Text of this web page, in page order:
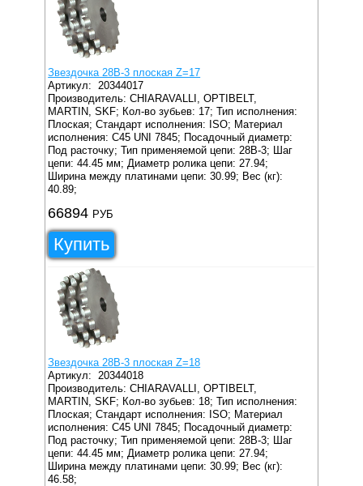
Звездочка 28B-3 плоская Z=17
Артикул: 20344017
Производитель: CHIARAVALLI, OPTIBELT,
MARTIN, SKF; Кол-во зубьев: 17; Тип исполнения:
Плоская; Стандарт исполнения: ISO; Материал
исполнения: C45 UNI 7845; Посадочный диаметр:
Под расточку; Тип применяемой цепи: 28B-3;
Шаг
цепи: 44.45 мм; Диаметр ролика цепи: 27.94;
Ширина между платинами цепи: 30.99; Вес (кг):
40.89;
66894 РУБ
Купить
Звездочка 28B-3 плоская Z=18
Артикул: 20344018
Производитель: CHIARAVALLI, OPTIBELT,
MARTIN, SKF; Кол-во зубьев: 18; Тип исполнения:
Плоская; Стандарт исполнения: ISO; Материал
исполнения: C45 UNI 7845; Посадочный диаметр:
Под расточку; Тип применяемой цепи: 28B-3;
Шаг
цепи: 44.45 мм; Диаметр ролика цепи: 27.94;
Ширина между платинами цепи: 30.99; Вес (кг):
46.58;